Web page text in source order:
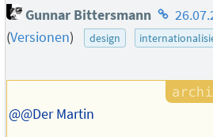
Gunnar Bittersmann
des
(Versionen) design
@@Der Martin